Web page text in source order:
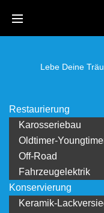
content
Lebe Deine
Restaurierung
Karosseriebau
Oldtimer-
Off-Road
Fahrzeugelektrik
Konservierung
Keramik-